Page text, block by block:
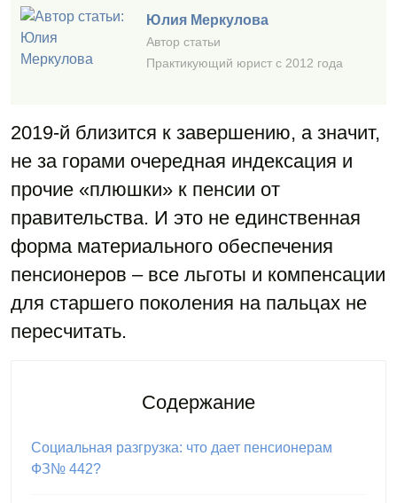
Юлия Меркулова
Автор статьи
Практикующий юрист с 2012 года
2019-й близится к завершению, а значит,
не за горами очередная индексация и
прочие «плюшки» к пенсии от
правительства. И это не единственная
форма материального обеспечения
пенсионеров – все льготы и компенсации
для старшего поколения на пальцах не
пересчитать.
Содержание
Социальная разгрузка: что дает пенсионерам
ФЗ№ 442?